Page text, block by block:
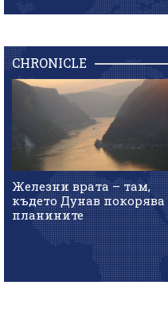
CHRONICLE
Железни врата – там,
където Дунав покорява
планините